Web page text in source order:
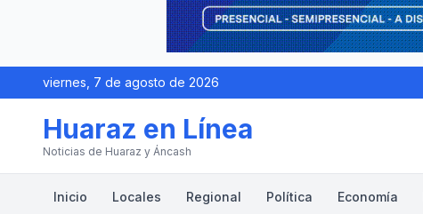
viernes, 7 de agosto de 2026
Huaraz en Línea
Noticias de Huaraz y Áncash
Inicio Locales Regional Política Economía